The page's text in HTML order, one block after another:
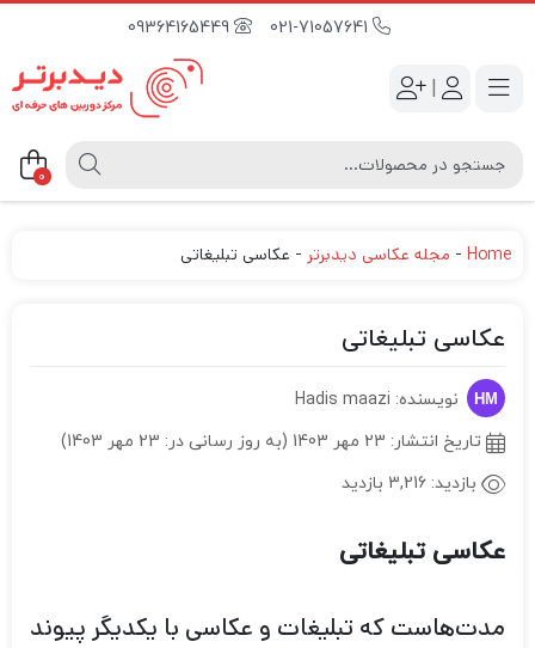
09364165449
|
0
Home
- مجله عکاسی دیدبرتر - عکاسی تبلیغاتی
عکاسی تبلیغاتی
نویسنده: Hadis maazi
تاریخ انتشار: 23 مهر 1403 (به روز رسانی در: 23 مهر 1403)
بازدید: 3,216 بازدید
عکاسی تبلیغاتی
مدت‌هاست که تبلیغات و عکاسی با یکدیگر پیوند